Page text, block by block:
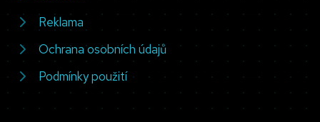
Reklama
Ochrana osobních údajů
Podmínky použití